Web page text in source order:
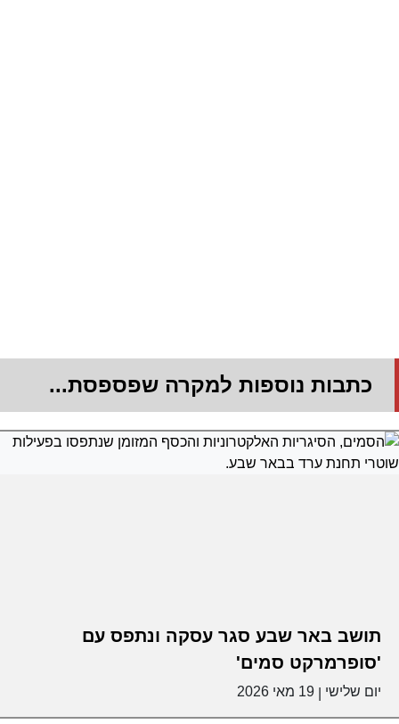
כתבות נוספות למקרה שפספסת...
תושב באר שבע סגר עסקה ונתפס עם
'סופרמרקט סמים'
יום שלישי 19 מאי 2026